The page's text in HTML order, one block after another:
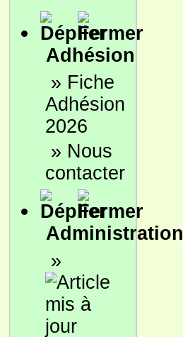
Adhésion
» Fiche
Adhésion
2026
» Nous
contacter
Administration
»